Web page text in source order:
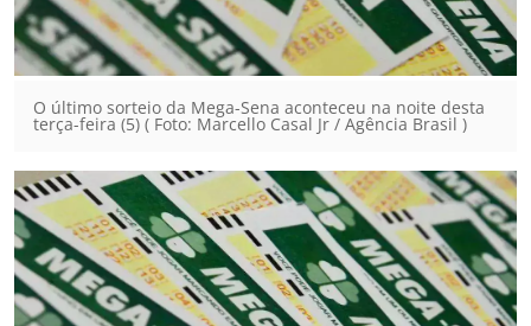
O último sorteio da Mega-Sena aconteceu na noite desta
terça-feira (5) ( Foto: Marcello Casal Jr / Agência Brasil )